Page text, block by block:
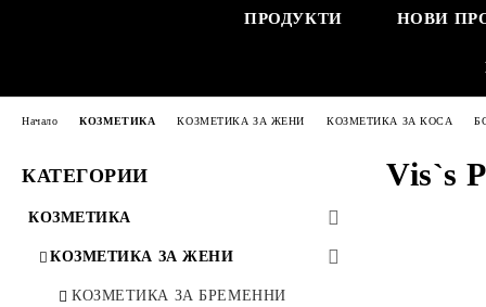
ПРОДУКТИ НОВИ
КАТЕГОРИИ
КОЗМЕТИКА
КОЗМЕТИКА ЗА ЖЕНИ
КОЗМЕТИКА ЗА БРЕМЕННИ
Начало КОЗМЕТИКА КОЗМЕТИКА ЗА ЖЕНИ КОЗМЕТИКА ЗА КОСА
Vis`s